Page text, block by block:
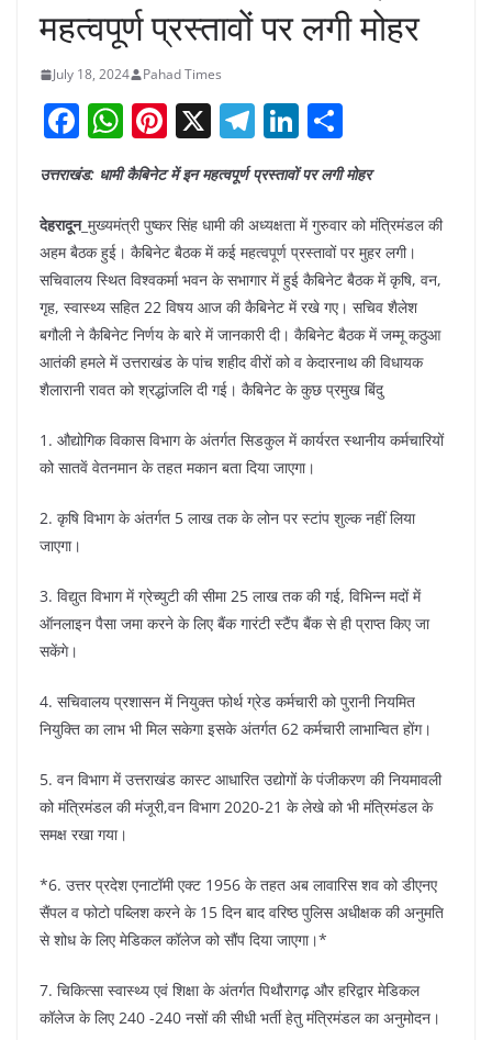
महत्वपूर्ण प्रस्तावों पर लगी मोहर
July 18, 2024 Pahad Times
F
a
c
e
b
o
o
k
W
h
at
s
A
p
p
Pi
nt
er
e
st
X T
e
gr
a
m
Li
n
k
e
dI
n
h
ar
e
उत्तराखंड: धामी कैबिनेट में इन महत्वपूर्ण प्रस्तावों पर लगी मोहर
देहरादून_मुख्यमंत्री पुष्कर सिंह धामी की अध्यक्षता में गुरुवार को मंत्रिमंडल की
अहम बैठक हुई। कैबिनेट बैठक में कई महत्वपूर्ण प्रस्तावों पर मुहर लगी।
सचिवालय स्थित विश्वकर्मा भवन के सभागार में हुई कैबिनेट बैठक में कृषि, वन,
गृह, स्वास्थ्य सहित 22 विषय आज की कैबिनेट में रखे गए। सचिव शैलेश
बगौली ने कैबिनेट निर्णय के बारे में जानकारी दी। कैबिनेट बैठक में जम्मू कठुआ
आतंकी हमले में उत्तराखंड के पांच शहीद वीरों को व केदारनाथ की विधायक
शैलारानी रावत को श्रद्धांजलि दी गई। कैबिनेट के कुछ प्रमुख बिंदु
1. औद्योगिक विकास विभाग के अंतर्गत सिडकुल में कार्यरत स्थानीय कर्मचारियों
को सातवें वेतनमान के तहत मकान बता दिया जाएगा।
2. कृषि विभाग के अंतर्गत 5 लाख तक के लोन पर स्टांप शुल्क नहीं लिया
जाएगा।
3. विद्युत विभाग में ग्रेच्युटी की सीमा 25 लाख तक की गई, विभिन्न मदों में
ऑनलाइन पैसा जमा करने के लिए बैंक गारंटी स्टैंप बैंक से ही प्राप्त किए जा
सकेंगे।
4. सचिवालय प्रशासन में नियुक्त फोर्थ ग्रेड कर्मचारी को पुरानी नियमित
नियुक्ति का लाभ भी मिल सकेगा इसके अंतर्गत 62 कर्मचारी लाभान्वित होंग।
5. वन विभाग में उत्तराखंड कास्ट आधारित उद्योगों के पंजीकरण की नियमावली
को मंत्रिमंडल की मंजूरी,वन विभाग 2020-21 के लेखे को भी मंत्रिमंडल के
समक्ष रखा गया।
*6. उत्तर प्रदेश एनाटॉमी एक्ट 1956 के तहत अब लावारिस शव को डीएनए
सैंपल व फोटो पब्लिश करने के 15 दिन बाद वरिष्ठ पुलिस अधीक्षक की अनुमति
से शोध के लिए मेडिकल कॉलेज को सौंप दिया जाएगा।*
7. चिकित्सा स्वास्थ्य एवं शिक्षा के अंतर्गत पिथौरागढ़ और हरिद्वार मेडिकल
कॉलेज के लिए 240 -240 नसों की सीधी भर्ती हेतु मंत्रिमंडल का अनुमोदन।